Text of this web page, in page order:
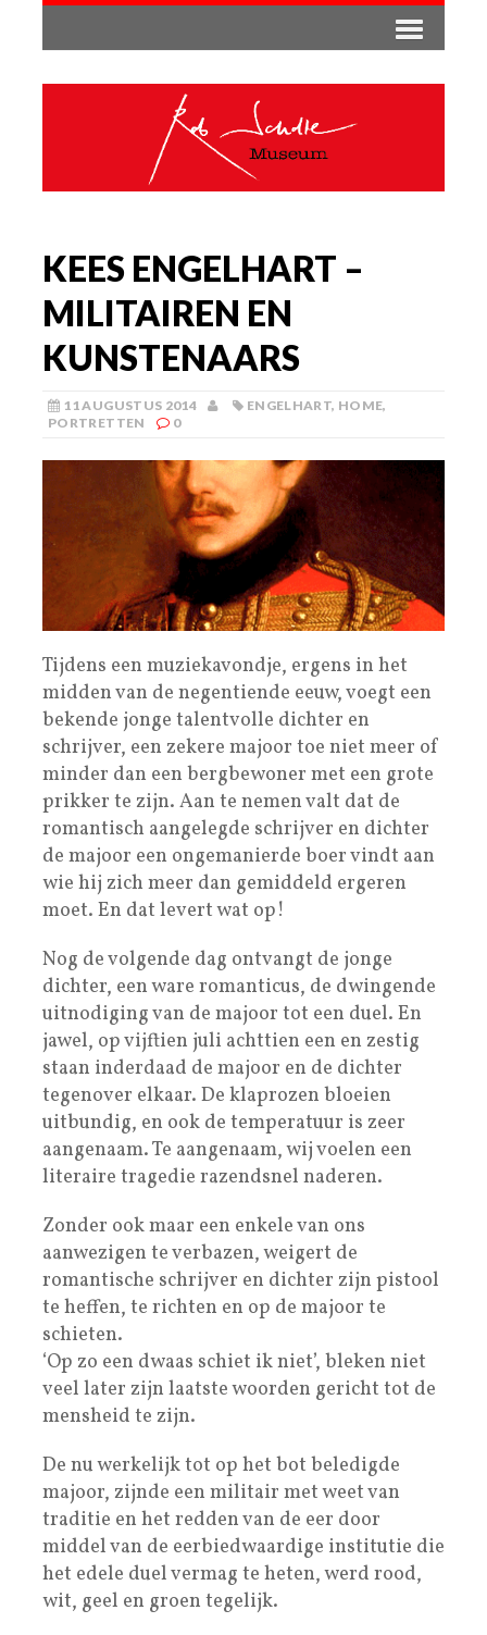
KEES ENGELHART –
MILITAIREN EN
KUNSTENAARS
11 AUGUSTUS 2014 ENGELHART, HOME,
PORTRETTEN
0
Tijdens een muziekavondje, ergens in het
midden van de negentiende eeuw, voegt een
bekende jonge talentvolle dichter en
schrijver, een zekere majoor toe niet meer of
minder dan een bergbewoner met een grote
prikker te zijn. Aan te nemen valt dat de
romantisch aangelegde schrijver en dichter
de majoor een ongemanierde boer vindt aan
wie hij zich meer dan gemiddeld ergeren
moet. En dat levert wat op!
Nog de volgende dag ontvangt de jonge
dichter, een ware romanticus, de dwingende
uitnodiging van de majoor tot een duel. En
jawel, op vijftien juli achttien een en zestig
staan inderdaad de majoor en de dichter
tegenover elkaar. De klaprozen bloeien
uitbundig, en ook de temperatuur is zeer
aangenaam. Te aangenaam, wij voelen een
literaire tragedie razendsnel naderen.
Zonder ook maar een enkele van ons
aanwezigen te verbazen, weigert de
romantische schrijver en dichter zijn pistool
te heffen, te richten en op de majoor te
schieten.
‘Op zo een dwaas schiet ik niet’, bleken niet
veel later zijn laatste woorden gericht tot de
mensheid te zijn.
De nu werkelijk tot op het bot beledigde
majoor, zijnde een militair met weet van
traditie en het redden van de eer door
middel van de eerbiedwaardige institutie die
het edele duel vermag te heten, werd rood,
wit, geel en groen tegelijk.